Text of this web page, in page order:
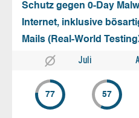
Schutz gegen 0-Day
Internet, inklusive
Mails (Real-World
Juli
77 57